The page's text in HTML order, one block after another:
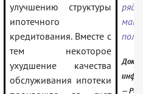
улучшению структуры
ипотечного
кредитования. Вместе с
тем некоторое
ухудшение качества
обслуживания ипотеки
—